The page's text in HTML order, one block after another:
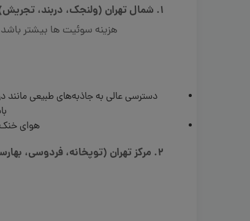
1. شمال تهران (ولنجک، دربند، تجریش):
هزینه سوئیت ها بیشتر
دسترسی عالی به جاذبه‌های طبیعی مانند
هوای
2. مرکز تهران (توپخانه، فردوسی، بهارستان):